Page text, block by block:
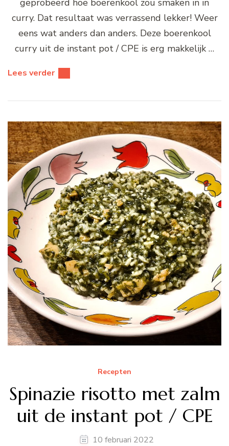
geprobeerd hoe boerenkool zou smaken in in
curry. Dat resultaat was verrassend lekker! Weer
eens wat anders dan anders. Deze boerenkool
curry uit de instant pot / CPE is erg makkelijk …
Lees verder
Recepten
Spinazie risotto met zalm
uit de instant pot / CPE
10 februari 2022